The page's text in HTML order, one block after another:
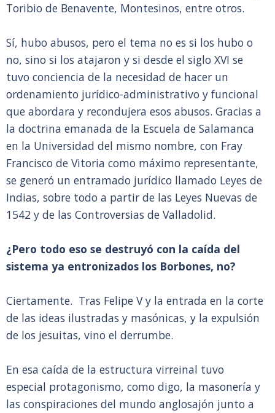
Toribio de Benavente, Montesinos, entre otros.
Sí, hubo abusos, pero el tema no es si los hubo o
no, sino si los atajaron y si desde el siglo XVI se
tuvo conciencia de la necesidad de hacer un
ordenamiento jurídico-administrativo y funcional
que abordara y recondujera esos abusos. Gracias a
la doctrina emanada de la Escuela de Salamanca
en la Universidad del mismo nombre, con Fray
Francisco de Vitoria como máximo representante,
se generó un entramado jurídico llamado Leyes de
Indias, sobre todo a partir de las Leyes Nuevas de
1542 y de las Controversias de Valladolid.
¿Pero todo eso se destruyó con la caída del
sistema ya entronizados los Borbones, no?
Ciertamente. Tras Felipe V y la entrada en la corte
de las ideas ilustradas y masónicas, y la expulsión
de los jesuitas, vino el derrumbe.
En esa caída de la estructura virreinal tuvo
especial protagonismo, como digo, la masonería y
las conspiraciones del mundo anglosajón junto a